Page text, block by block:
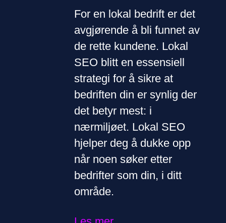
For en lokal bedrift er det
avgjørende å bli funnet av
de rette kundene. Lokal
SEO blitt en essensiell
strategi for å sikre at
bedriften din er synlig der
det betyr mest: i
nærmiljøet. Lokal SEO
hjelper deg å dukke opp
når noen søker etter
bedrifter som din, i ditt
område.